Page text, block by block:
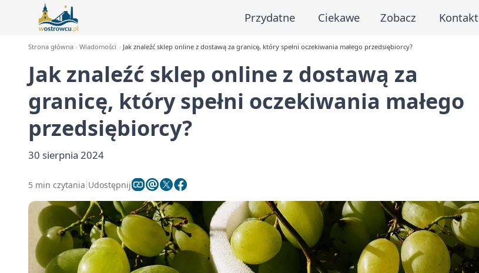
Przydatne Ciekawe Zobacz Kontakt
Strona główna Wiadomości Jak znaleźć sklep online z dostawą za granicę, który spełni oczekiwania małego przedsiębiorcy?
Jak znaleźć sklep online z dostawą za
granicę, który spełni oczekiwania małego
przedsiębiorcy?
30 sierpnia 2024
5 min czytania Udostępnij